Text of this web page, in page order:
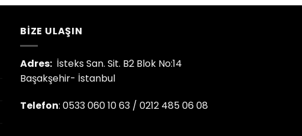
BIZE ULAŞIN
Adres:İsteks San. Sit. B2 Blok No:14
Başakşehir- İstanbul
Telefon: 0533 060 10 63 / 0212 485 06 08